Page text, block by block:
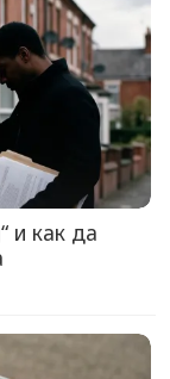
и как да